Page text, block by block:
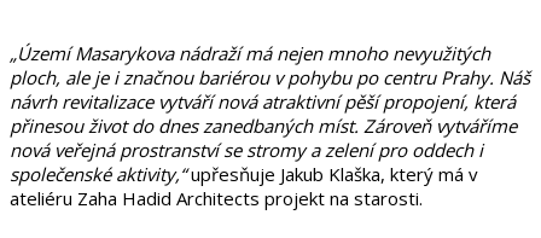
„Území Masarykova nádraží má nejen mnoho nevyužitých
ploch, ale je i značnou bariérou v pohybu po centru Prahy. Náš
návrh revitalizace vytváří nová atraktivní pěší propojení, která
přinesou život do dnes zanedbaných míst. Zároveň vytváříme
nová veřejná prostranství se stromy a zelení pro oddech i
společenské aktivity,“upřesňuje Jakub Klaška, který má v
ateliéru Zaha Hadid Architects projekt na starosti.